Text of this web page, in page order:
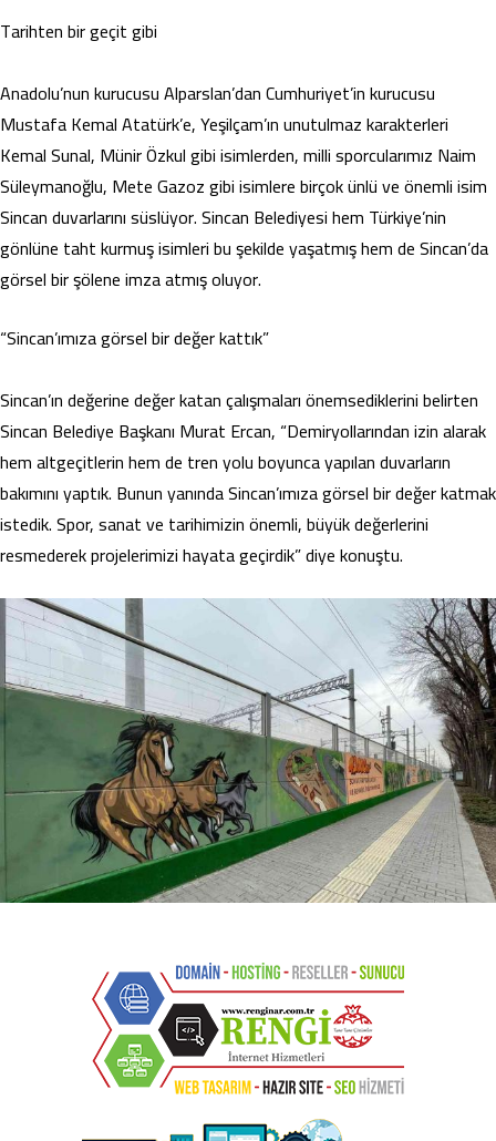
Tarihten bir geçit gibi
Anadolu’nun kurucusu Alparslan’dan Cumhuriyet’in kurucusu
Mustafa Kemal Atatürk’e, Yeşilçam’ın unutulmaz karakterleri
Kemal Sunal, Münir Özkul gibi isimlerden, milli sporcularımız Naim
Süleymanoğlu, Mete Gazoz gibi isimlere birçok ünlü ve önemli isim
Sincan duvarlarını süslüyor. Sincan Belediyesi hem Türkiye’nin
gönlüne taht kurmuş isimleri bu şekilde yaşatmış hem de Sincan’da
görsel bir şölene imza atmış oluyor.
“Sincan’ımıza görsel bir değer kattık”
Sincan’ın değerine değer katan çalışmaları önemsediklerini belirten
Sincan Belediye Başkanı Murat Ercan, “Demiryollarından izin alarak
hem altgeçitlerin hem de tren yolu boyunca yapılan duvarların
bakımını yaptık. Bunun yanında Sincan’ımıza görsel bir değer katmak
istedik. Spor, sanat ve tarihimizin önemli, büyük değerlerini
resmederek projelerimizi hayata geçirdik” diye konuştu.